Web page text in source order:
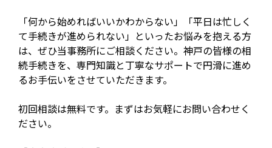
「何から始めればいいかわからない」「平日は忙しく
て手続きが進められない」といったお悩みを抱える方
は、ぜひ当事務所にご相談ください。神戸の皆様の相
続手続きを、専門知識と丁寧なサポートで円滑に進め
るお手伝いをさせていただきます。
初回相談は無料です。まずはお気軽にお問い合わせく
ださい。